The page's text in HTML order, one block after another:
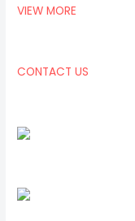
VIEW MORE
CONTACT US